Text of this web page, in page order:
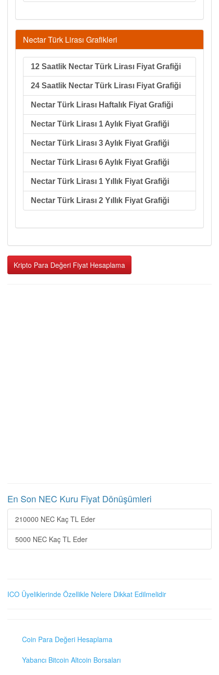
Nectar Türk Lirası Grafikleri
12 Saatlik Nectar Türk Lirası Fiyat Grafiği
24 Saatlik Nectar Türk Lirası Fiyat Grafiği
Nectar Türk Lirası Haftalık Fiyat Grafiği
Nectar Türk Lirası 1 Aylık Fiyat Grafiği
Nectar Türk Lirası 3 Aylık Fiyat Grafiği
Nectar Türk Lirası 6 Aylık Fiyat Grafiği
Nectar Türk Lirası 1 Yıllık Fiyat Grafiği
Nectar Türk Lirası 2 Yıllık Fiyat Grafiği
Kripto Para Değeri Fiyat Hesaplama
En Son NEC Kuru Fiyat Dönüşümleri
210000 NEC Kaç TL Eder
5000 NEC Kaç TL Eder
ICO Üyeliklerinde Özellikle Nelere Dikkat Edilmelidir
Coin Para Değeri Hesaplama
Yabancı Bitcoin Altcoin Borsaları